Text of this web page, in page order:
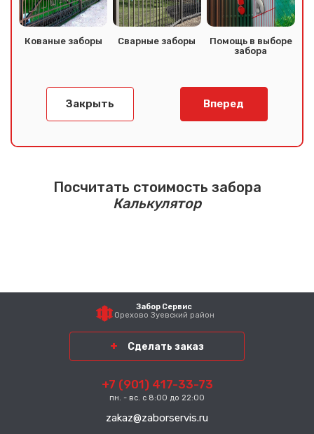
Кованые заборы Сварные заборы
Помощь в выборе
забора
Закрыть Вперед
Посчитать стоимость забора
Калькулятор
Забор Сервис
Орехово Зуевский район
Сделать заказ
+7 (901) 417-33-73
пн. - вс. с 8:00 до 22:00
zakaz@zaborservis.ru